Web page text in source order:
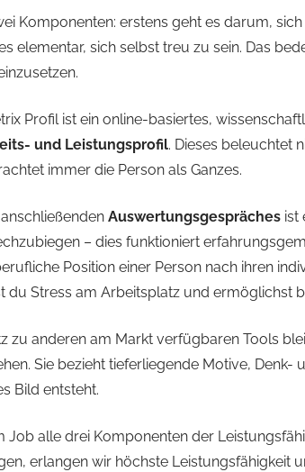
Komponenten: erstens geht es darum,
elementar, sich selbst treu zu sein. Das
Profil ist ein online-basiertes,
und Leistungsprofil. Dieses beleuchtet
immer die Person als Ganzes.
Auswertungsgespräches ist
– dies funktioniert
Position einer Person nach ihren
du Stress am Arbeitsplatz und ermöglichst
zu anderen am Markt verfügbaren Tools
Sie bezieht tieferliegende Motive,
Bild entsteht.
Job alle drei Komponenten der
erlangen wir höchste Leistungsfähigkeit